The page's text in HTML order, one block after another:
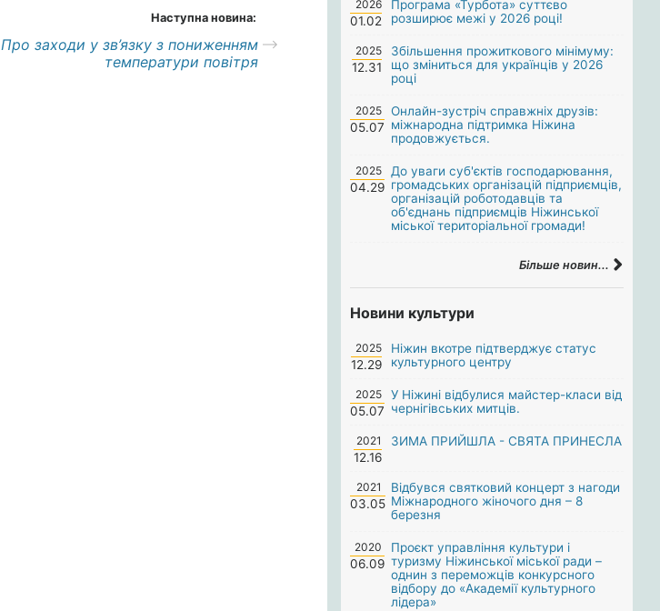
Наступна новина:
Про заходи у зв’язку з пониженням
температури повітря
2026
01.02
Програма «Турбота» суттєво
розширює межі у 2026 році!
2025
12.31
Збільшення прожиткового мінімуму:
що зміниться для українців у 2026
році
2025
05.07
Онлайн-зустріч справжніх друзів:
міжнародна підтримка Ніжина
продовжується.
2025
04.29
До уваги суб'єктів господарювання,
громадських організацій підприємців,
організацій роботодавців та
об'єднань підприємців Ніжинської
міської територіальної громади!
Більше новин...
Новини культури
2025
12.29
Ніжин вкотре підтверджує статус
культурного центру
2025
05.07
У Ніжині відбулися майстер-класи від
чернігівських митців.
2021
12.16
ЗИМА ПРИЙШЛА - СВЯТА ПРИНЕСЛА
2021
03.05
Відбувся святковий концерт з нагоди
Міжнародного жіночого дня – 8
березня
2020
06.09
Проєкт управління культури і
туризму Ніжинської міської ради –
однин з переможців конкурсного
відбору до «Академії культурного
лідера»